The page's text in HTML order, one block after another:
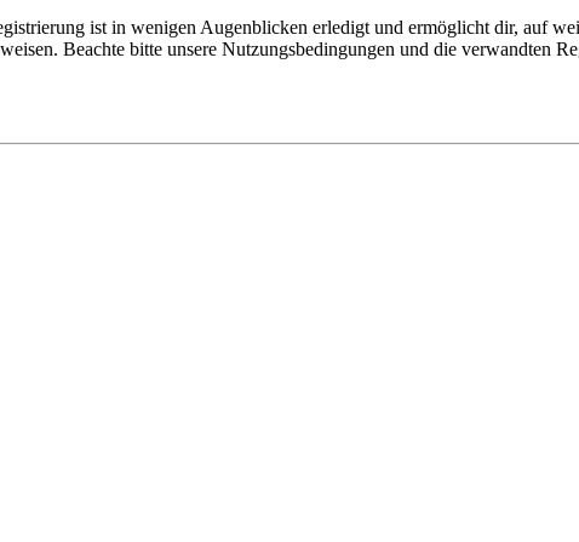
ist in wenigen Augenblicken erledigt und ermöglicht dir, auf
Beachte bitte unsere Nutzungsbedingungen und die verwandten